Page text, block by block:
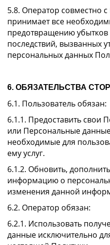
5.8. Оператор совместно
принимает все
предотвращению
последствий, вызванных
персональных данных
6. ОБЯЗАТЕЛЬСТВА
6.1. Пользователь обязан:
6.1.1. Предоставить свои
или Персональные
необходимые для
ему услуг.
6.1.2. Обновить,
информацию о
изменения данной
6.2. Оператор обязан:
6.2.1. Использовать
данные исключительно